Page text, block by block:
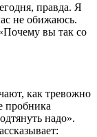
правда. Я
не обижаюсь.
вы так со
как тревожно
пробника
надо».